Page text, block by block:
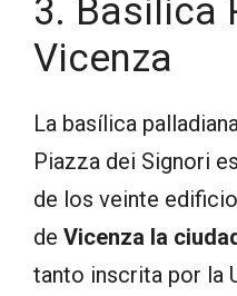
3. Basílica
Vicenza
La basílica
Piazza dei Signori
de los veinte
de Vicenza la
tanto inscrita por la